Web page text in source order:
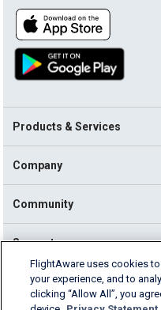
Products & Services
Company
Community
Support
English (USA)
2026 FlightAware
FlightAware uses cookies
your experience, and to
clicking “Allow All”, you